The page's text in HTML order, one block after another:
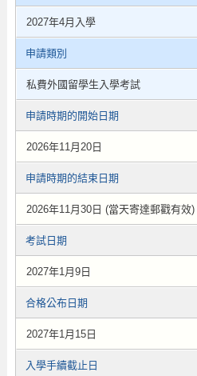
2027年4月入學
申請類別
私費外國留學生入學考試
申請時期的開始日期
2026年11月20日
申請時期的結束日期
2026年11月30日 (當天寄達郵戳有效)
考試日期
2027年1月9日
合格公布日期
2027年1月15日
入學手續截止日